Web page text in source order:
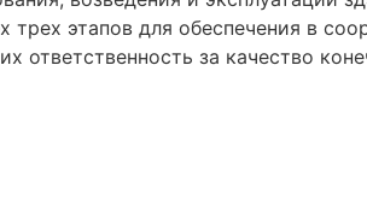
трех этапов для обеспечения в
ответственность за качество